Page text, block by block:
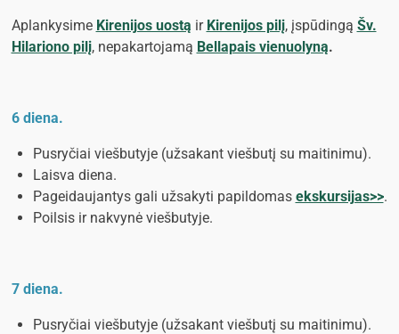
Aplankysime Kirenijos uostą ir Kirenijos pilį, įspūdingą Šv.
Hilariono pilį, nepakartojamą Bellapais vienuolyną.
6 diena.
Pusryčiai viešbutyje (užsakant viešbutį su maitinimu).
Laisva diena.
Pageidaujantys gali užsakyti papildomas ekskursijas>>.
Poilsis ir nakvynė viešbutyje.
7 diena.
Pusryčiai viešbutyje (užsakant viešbutį su maitinimu).